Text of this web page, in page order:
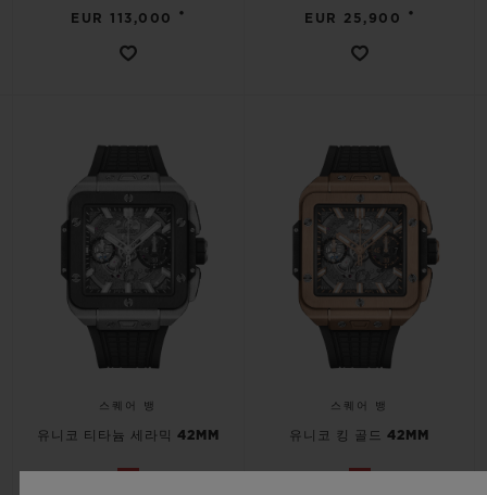
EUR 113,000 • EUR 25,900 •
스퀘어 뱅
유니코 티타늄 세라믹 42MM
스퀘어 뱅
유니코 킹 골드 42MM